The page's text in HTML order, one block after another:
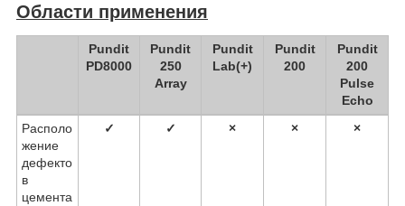
Области применения
Pundit
PD8000
Pundit
250
Array
Pundit
Lab(+)
Pundit
200
Pundit
200
Pulse
Echo
Располо
жение
дефекто
в
цемента
✓ ✓ × × ×